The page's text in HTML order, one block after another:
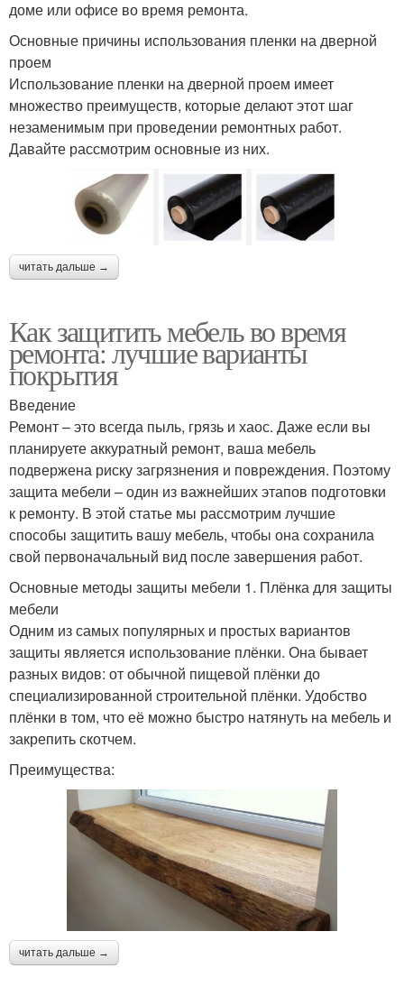
доме или офисе во время ремонта.
Основные причины использования пленки на дверной
проем
Использование пленки на дверной проем имеет
множество преимуществ, которые делают этот шаг
незаменимым при проведении ремонтных работ.
Давайте рассмотрим основные из них.
читать дальше →
Как защитить мебель во время
ремонта: лучшие варианты
покрытия
Введение
Ремонт – это всегда пыль, грязь и хаос. Даже если вы
планируете аккуратный ремонт, ваша мебель
подвержена риску загрязнения и повреждения. Поэтому
защита мебели – один из важнейших этапов подготовки
к ремонту. В этой статье мы рассмотрим лучшие
способы защитить вашу мебель, чтобы она сохранила
свой первоначальный вид после завершения работ.
Основные методы защиты мебели 1. Плёнка для защиты
мебели
Одним из самых популярных и простых вариантов
защиты является использование плёнки. Она бывает
разных видов: от обычной пищевой плёнки до
специализированной строительной плёнки. Удобство
плёнки в том, что её можно быстро натянуть на мебель и
закрепить скотчем.
Преимущества:
читать дальше →